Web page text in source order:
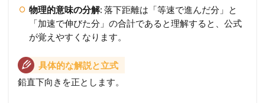
物理的意味の分解: 落下距離は「等速で進んだ分」と
「加速で伸びた分」の合計であると理解すると、公式
が覚えやすくなります。
具体的な解説と立式
鉛直下向きを正とします。